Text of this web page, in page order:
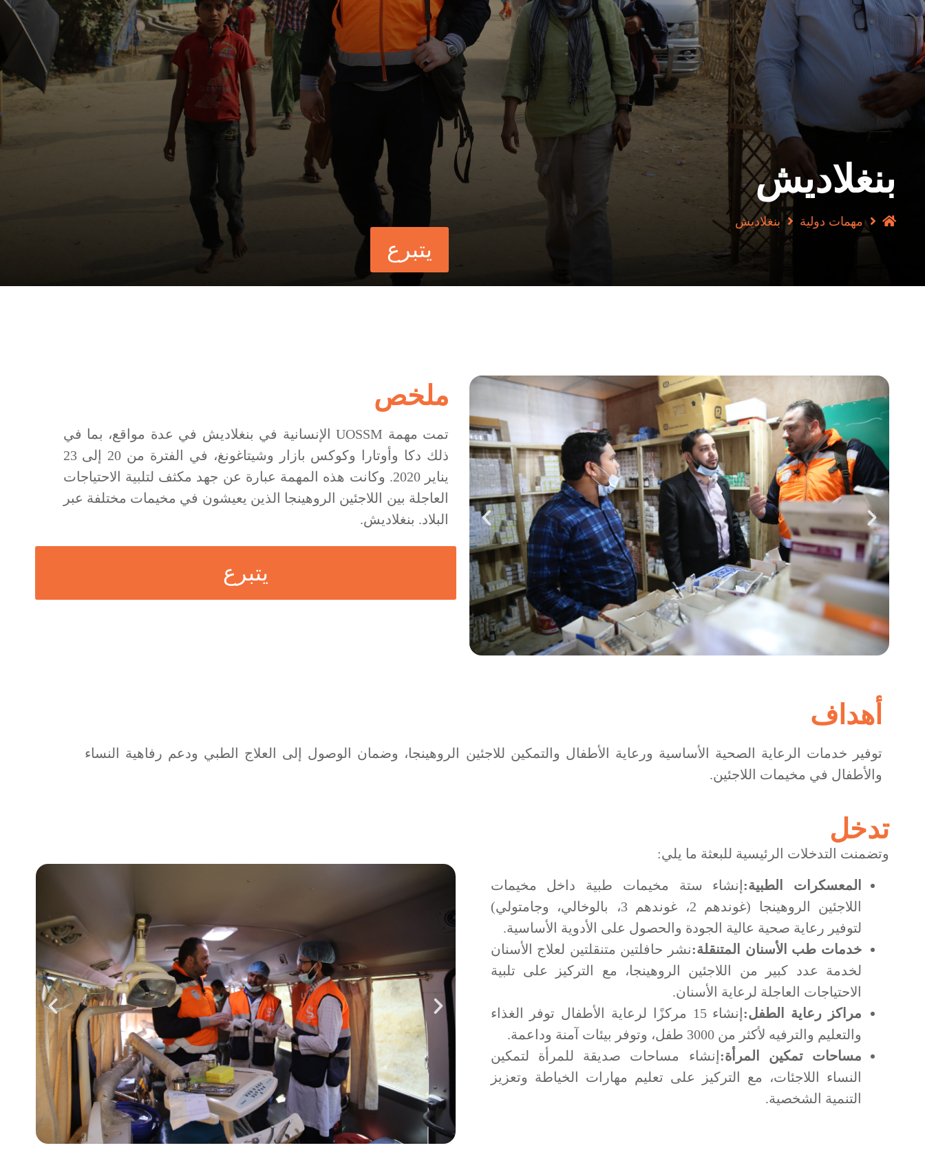
بنغلاديش
مهمات دولية بنغلاديش
يتبرع
ملخص
تمت مهمة UOSSM الإنسانية في بنغلاديش في عدة مواقع، بما في
ذلك دكا وأوتارا وكوكس بازار وشيتاغونغ، في الفترة من 20 إلى 23
يناير 2020. وكانت هذه المهمة عبارة عن جهد مكثف لتلبية الاحتياجات
العاجلة بين اللاجئين الروهينجا الذين يعيشون في مخيمات مختلفة عبر
البلاد. بنغلاديش.
يتبرع
أهداف
توفير خدمات الرعاية الصحية الأساسية ورعاية الأطفال والتمكين للاجئين الروهينجا، وضمان الوصول إلى العلاج الطبي ودعم رفاهية النساء
والأطفال في مخيمات اللاجئين.
تدخل
وتضمنت التدخلات الرئيسية للبعثة ما يلي:
المعسكرات الطبية:إنشاء ستة مخيمات طبية داخل مخيمات
اللاجئين الروهينجا (غوندهم 2، غوندهم 3، بالوخالي، وجامتولي)
لتوفير رعاية صحية عالية الجودة والحصول على الأدوية الأساسية.
خدمات طب الأسنان المتنقلة:نشر حافلتين متنقلتين لعلاج الأسنان
لخدمة عدد كبير من اللاجئين الروهينجا، مع التركيز على تلبية
الاحتياجات العاجلة لرعاية الأسنان.
مراكز رعاية الطفل:
إنشاء 15 مركزًا لرعاية الأطفال توفر الغذاء
والتعليم والترفيه لأكثر من 3000 طفل، وتوفر بيئات آمنة وداعمة.
مساحات تمكين المرأة:إنشاء مساحات صديقة للمرأة لتمكين
النساء اللاجئات، مع التركيز على تعليم مهارات الخياطة وتعزيز
التنمية الشخصية.